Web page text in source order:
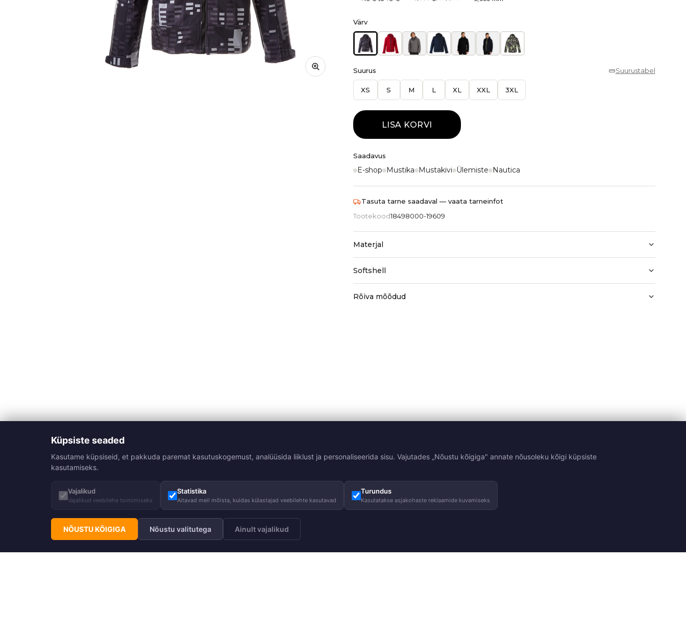
Värv
Suurus Suurustabel
XS S M L XL XXL 3XL
LISA KORVI
Saadavus
E-shop Mustika Mustakivi Ülemiste Nautica
Tasuta tarne saadaval — vaata tarneinfot
Tootekood18498000-19609
Materjal
Softshell
Rõiva mõõdud
Küpsiste seaded
Kasutame küpsiseid, et pakkuda paremat kasutuskogemust, analüüsida liiklust ja personaliseerida sisu. Vajutades „Nõustu kõigiga" annate nõusoleku kõigi küpsiste
kasutamiseks.
Vajalikud
Vajalikud veebilehe toimimiseks
Statistika
Aitavad meil mõista, kuidas külastajad veebilehte kasutavad
Turundus
Kasutatakse asjakohaste reklaamide kuvamiseks
NÕUSTU KÕIGIGA Nõustu valitutega Ainult vajalikud